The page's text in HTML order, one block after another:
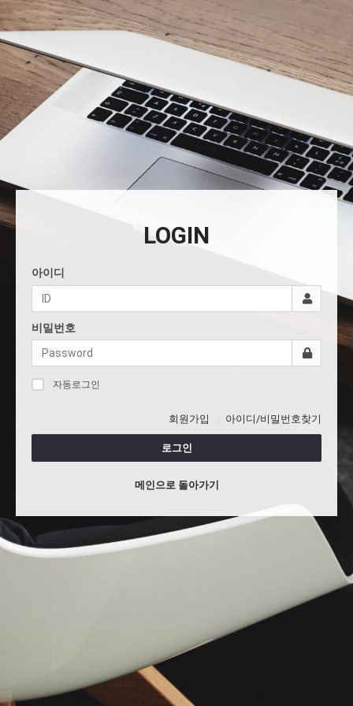
LOGIN
아이디
비밀번호
자동로그인
회원가입 아이디/비밀번호찾기
로그인
메인으로 돌아가기